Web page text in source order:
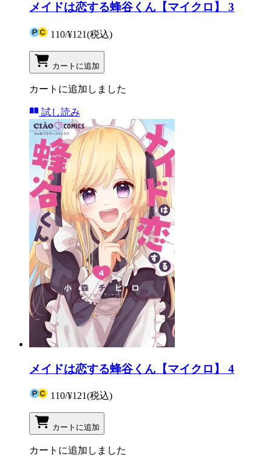
メイドは恋する蜂谷くん【マイクロ】 3
110/¥121(税込)
カートに追加
カートに追加しました
試し読み
メイドは恋する蜂谷くん【マイクロ】 4
110/¥121(税込)
カートに追加
カートに追加しました